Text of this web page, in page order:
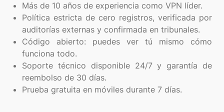
Más de 10 años de experiencia como VPN líder.
Política estricta de cero registros, verificada por
auditorías externas y confirmada en tribunales.
Código abierto: puedes ver tú mismo cómo
funciona todo.
Soporte técnico disponible 24/7 y garantía de
reembolso de 30 días.
Prueba gratuita en móviles durante 7 días.